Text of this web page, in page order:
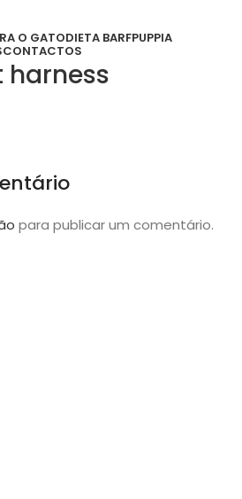
O GATODIETA BARFPUPPIA
CONTACTOS
para publicar um comentário.